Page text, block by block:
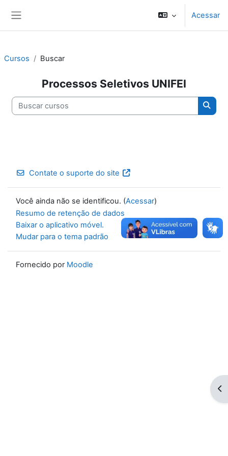
Acessar
Cursos Buscar
Processos Seletivos UNIFEI
Buscar cursos
Contate o suporte do site
Você ainda não se identificou. (Acessar)
Resumo de retenção de dados
Baixar o aplicativo móvel.
Mudar para o tema padrão
Fornecido por Moodle